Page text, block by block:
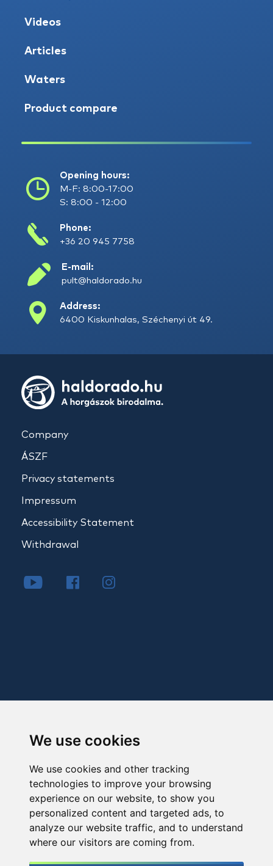
We use cookies
We use cookies and other tracking
technologies to improve your browsing
experience on our website, to show you
personalized content and targeted ads, to
analyze our website traffic, and to understand
where our visitors are coming from.
Videos
Articles
Waters
Product compare
Opening hours:
M-F: 8:00-17:00
S: 8:00 - 12:00
Phone:
+36 20 945 7758
E-mail:
pult@haldorado.hu
Address:
6400 Kiskunhalas, Széchenyi út 49.
Company
ÁSZF
Privacy statements
Impressum
Accessibility Statement
Withdrawal